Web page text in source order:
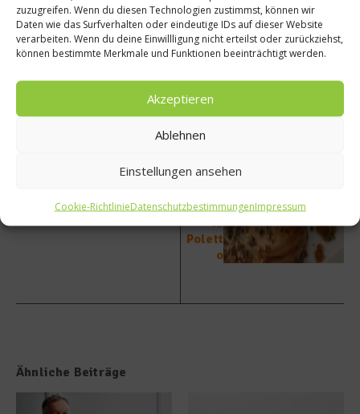
zuzugreifen. Wenn du diesen Technologien zustimmst, können wir
Daten wie das Surfverhalten oder eindeutige IDs auf dieser Website
verarbeiten. Wenn du deine Einwillligung nicht erteilst oder zurückziehst,
können bestimmte Merkmale und Funktionen beeinträchtigt werden.
Akzeptieren
Ablehnen
Einstellungen ansehen
Cookie-RichtlinieDatenschutzbestimmungenImpressum
vorheriger Beitrag
Die
unters
chiedli
der
zubere
Nächster Beitrag
Schwe
inekot
eletts
fel-
Stamp
Cornel
ia
Polett
o
Ähnliche Beiträge